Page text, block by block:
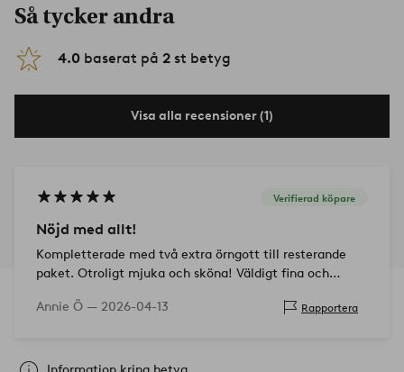
Så tycker andra
4.0 baserat på 2 st betyg
Visa alla recensioner (1)
Verifierad köpare
Nöjd med allt!
Kompletterade med två extra örngott till resterande
paket. Otroligt mjuka och sköna! Väldigt fina och
Annie Ö — 2026-04-13 Rapportera